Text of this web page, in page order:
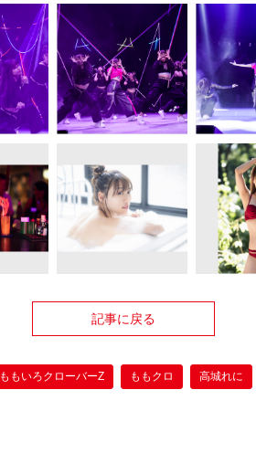
記事に戻る
ももいろクローバーZ ももクロ 高城れに